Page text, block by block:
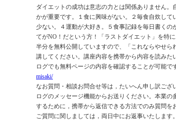
ダイエットの成功は意志の力とは関係ありません。
かが重要です。１食に興味がない。２毎食自炊して
少ない。４運動が大好き。５食事記録を毎日書くの
てがNO！だという方！「ラストダイエット」を特
半分を無料公開していますので、「これならやせら
講してください。講座内容を携帯から内容を読みた
ログでも無料ページの内容を確認することが可能で
misaki/
なお質問・相談お問合せ等は，たいへん申し訳ござ
ログのメッセージ機能からお送りください。本業の
するために，携帯から返信できる方法でのみ質問を
ご質問に関しましては，両日中にお返事いたします。